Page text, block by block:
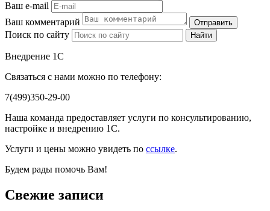
Ваш e-mail
Ваш комментарий
Отправить
Поиск по сайту Найти
Внедрение 1С
Связаться с нами можно по телефону:
7(499)350-29-00
Наша команда предоставляет услуги по консультированию,
настройке и внедрению 1С.
Услуги и цены можно увидеть по ссылке.
Будем рады помочь Вам!
Свежие записи